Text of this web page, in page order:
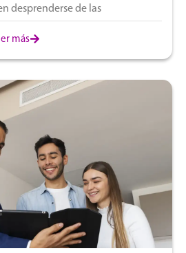
desprenderse de las
en la realidad técnica del
coyuntura local, donde
más